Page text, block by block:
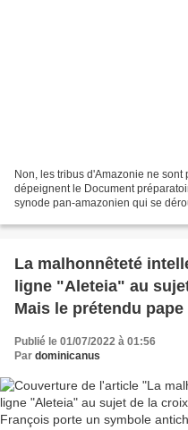
Non, les tribus d'Amazonie ne
dépeignent le Document
synode pan-amazonien qui se
La malhonnêteté
ligne "Aleteia" au
Mais le prétendu
symbole antichrétien.
Publié le 01/07/2022 à 01:56
Par dominicanus